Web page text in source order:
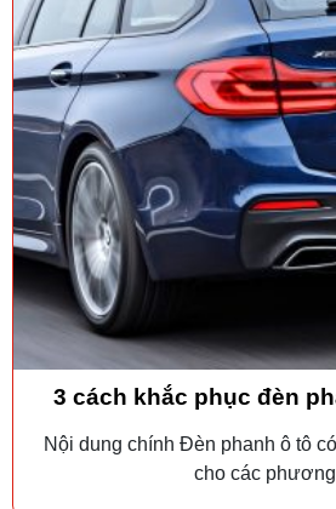
3 cách khắc phục đèn
Nội dung chính Đèn phanh ô tô
cho các